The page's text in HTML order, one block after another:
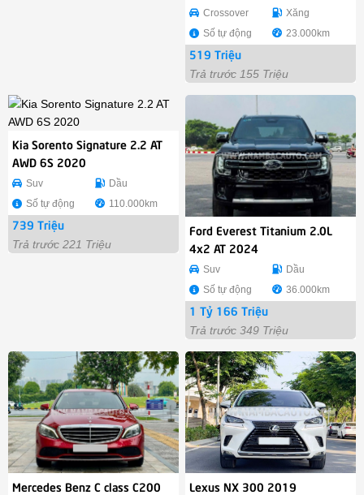
Crossover
Xăng
Số tự động
23.000km
519 Triệu
Trả trước 155 Triệu
Kia Sorento Signature 2.2 AT
AWD 6S 2020
Suv
Dầu
Số tự động
110.000km
739 Triệu
Trả trước 221 Triệu
Ford Everest Titanium 2.0L
4x2 AT 2024
Suv
Dầu
Số tự động
36.000km
1 Tỷ 166 Triệu
Trả trước 349 Triệu
Mercedes Benz C class C200
Lexus NX 300 2019